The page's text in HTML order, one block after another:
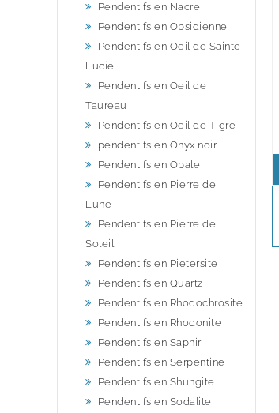
Pendentifs en Nacre
Pendentifs en Obsidienne
Pendentifs en Oeil de Sainte
Lucie
Pendentifs en Oeil de
Taureau
Pendentifs en Oeil de Tigre
pendentifs en Onyx noir
Pendentifs en Opale
Pendentifs en Pierre de
Lune
Pendentifs en Pierre de
Soleil
Pendentifs en Pietersite
Pendentifs en Quartz
Pendentifs en Rhodochrosite
Pendentifs en Rhodonite
Pendentifs en Saphir
Pendentifs en Serpentine
Pendentifs en Shungite
Pendentifs en Sodalite